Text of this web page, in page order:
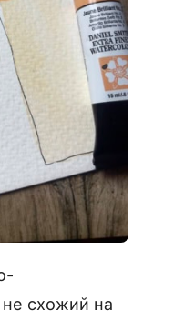
не схожий на